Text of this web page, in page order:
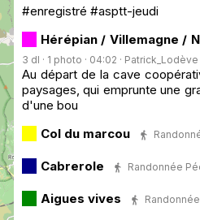
#enregistré #asptt-jeudi
Hérépian / Villemagne /
3 dl · 1 photo · 04:02 · Patrick_Lodève
Au départ de la cave
paysages, qui emprunte une
d'une bou
Col du marcou
Cabrerole Randonnée
Aigues vives Randonnée